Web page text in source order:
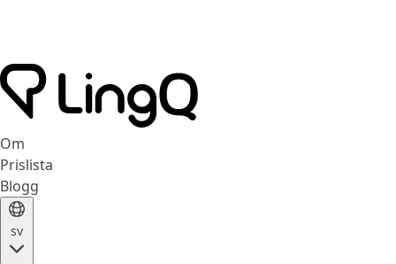
Om
Prislista
Blogg
sv